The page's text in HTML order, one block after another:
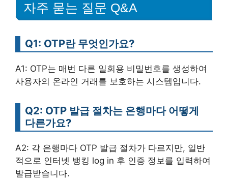
자주 묻는 질문 Q&A
Q1: OTP란 무엇인가요?
A1: OTP는 매번 다른 일회용 비밀번호를 생성하여
사용자의 온라인 거래를 보호하는 시스템입니다.
Q2: OTP 발급 절차는 은행마다 어떻게
다른가요?
A2: 각 은행마다 OTP 발급 절차가 다르지만, 일반
적으로 인터넷 뱅킹 log in 후 인증 정보를 입력하여
발급받습니다.